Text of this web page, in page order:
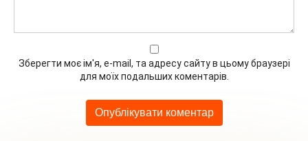
Зберегти моє ім'я, e-mail, та адресу сайту в цьому браузері
для моїх подальших коментарів.